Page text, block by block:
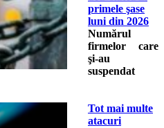
primele şase
luni din 2026
Numărul
firmelor care
şi-au
suspendat
Tot mai multe
atacuri